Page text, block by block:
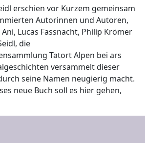
erschien vor Kurzem gemeinsam
Autorinnen und Autoren,
Lucas Fassnacht, Philip Krömer
die
Tatort Alpen bei ars
versammelt dieser
seine Namen neugierig macht.
neue Buch soll es hier gehen,